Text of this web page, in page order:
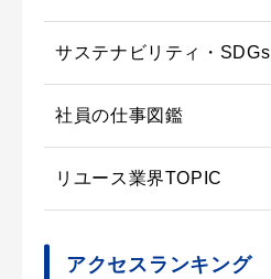
サステナビリティ・SDGs
社員の仕事図鑑
リユース業界TOPIC
アクセスランキング